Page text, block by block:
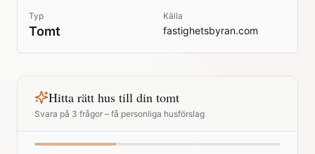
Typ
Tomt
Källa
fastighetsbyran.com
Hitta rätt hus till din tomt
Svara på 3 frågor – få personliga husförslag